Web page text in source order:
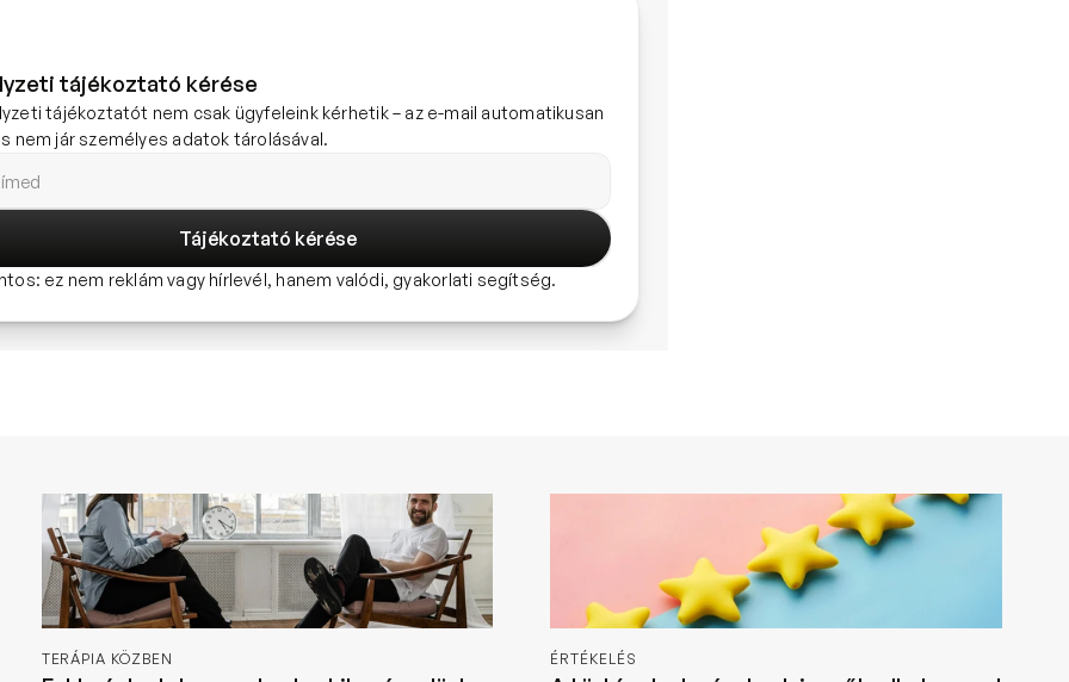
tájékoztató kérése
tájékoztatót nem csak ügyfeleink kérhetik – az e-mail automatikusan
nem jár személyes adatok tárolásával.
Tájékoztató kérése
ez nem reklám vagy hírlevél, hanem valódi, gyakorlati segítség.
TERÁPIA KÖZBEN ÉRTÉKELÉS